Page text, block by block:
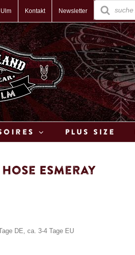
Kontakt Newsletter
Products
search
Plus Size
Esmeray
DE, ca. 3-4 Tage EU